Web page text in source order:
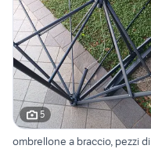
5
ombrellone a braccio, pezzi di